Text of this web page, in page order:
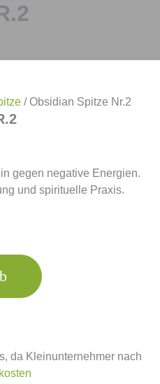
/ Obsidian Spitze Nr.2
gegen negative Energien.
und spirituelle Praxis.
da Kleinunternehmer nach